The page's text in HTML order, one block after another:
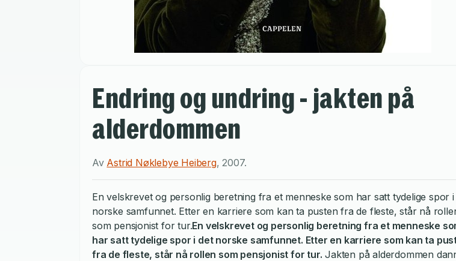
Endring og undring - jakten på
alderdommen
Av Astrid Nøklebye Heiberg,2007.
En velskrevet og personlig beretning fra et menneske som har satt tydelige spor i
norske samfunnet. Etter en karriere som kan ta pusten fra de fleste, står nå
som pensjonist for tur.En velskrevet og personlig beretning fra et menneske
har satt tydelige spor i det norske samfunnet. Etter en karriere som kan ta
fra de fleste, står nå rollen som pensjonist for tur. Jakten på alderdommen